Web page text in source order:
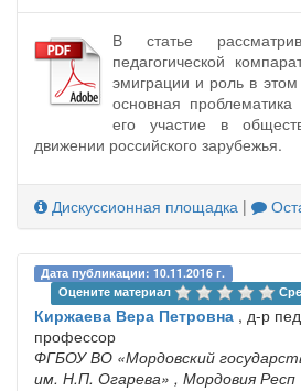
В статье
педагогической
эмиграции и роль в
основная
его участие в
движении российского зарубежья.
Дискуссионная площадка |
Дата публикации: 10.11.2016 г.
Оцените материал
Киржаева Вера Петровна , д-р
профессор
ФГБОУ ВО «Мордовский
им. Н.П. Огарева» , Мордовия Респ